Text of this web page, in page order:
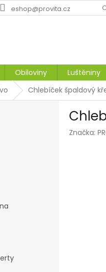
eshop@provita.cz
Obiloviny Luštěniny
Chlebíček špaldový
Značka: